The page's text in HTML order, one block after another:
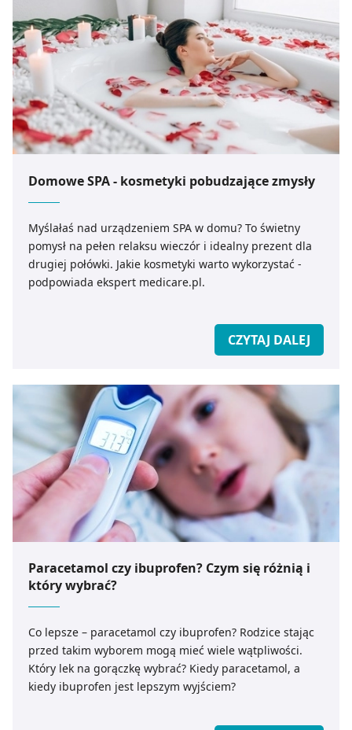
Domowe SPA - kosmetyki pobudzające zmysły
Myślałaś nad urządzeniem SPA w domu? To świetny
pomysł na pełen relaksu wieczór i idealny prezent dla
drugiej połówki. Jakie kosmetyki warto wykorzystać -
podpowiada ekspert medicare.pl.
CZYTAJ DALEJ
Paracetamol czy ibuprofen? Czym się różnią i
który wybrać?
Co lepsze – paracetamol czy ibuprofen? Rodzice stając
przed takim wyborem mogą mieć wiele wątpliwości.
Który lek na gorączkę wybrać? Kiedy paracetamol, a
kiedy ibuprofen jest lepszym wyjściem?